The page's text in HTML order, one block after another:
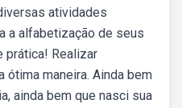
atividades
a alfabetização de seus
prática! Realizar
maneira. Ainda bem
ainda bem que nasci sua